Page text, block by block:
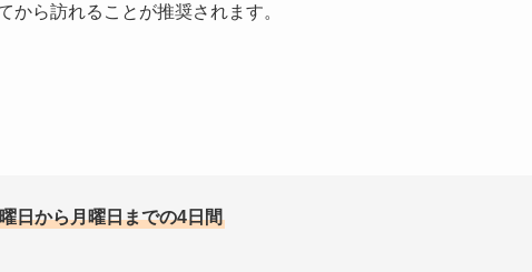
から訪れることが推奨されます。
日から月曜日までの4日間